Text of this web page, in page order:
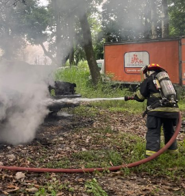
durante la administración
Ciudadano, Armando Reyes
recluidos en el Centro de
Seguridad de La Toma, en
cumplirán la condena.
fueron detenidos siete
sentencia dada a conocer
a seis de ellos. Hasta el
no han informado la situación